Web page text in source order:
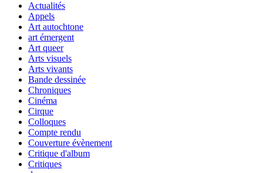
Actualités
Appels
Art autochtone
art émergent
Art queer
Arts visuels
Arts vivants
Bande dessinée
Chroniques
Cinéma
Cirque
Colloques
Compte rendu
Couverture évènement
Critique d'album
Critiques